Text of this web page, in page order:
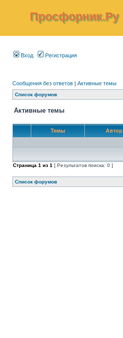
Просфорник.Ру
Вход Регистрация
Сообщения без ответов | Активные темы
Список форумов
Активные темы
Темы Автор
Страница 1 из 1 [ Результатов поиска: 0 ]
Список форумов